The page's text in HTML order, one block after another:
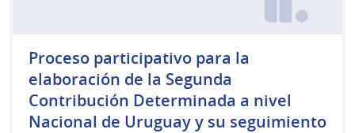
Proceso participativo para la
elaboración de la Segunda
Contribución Determinada a nivel
Nacional de Uruguay y su seguimiento